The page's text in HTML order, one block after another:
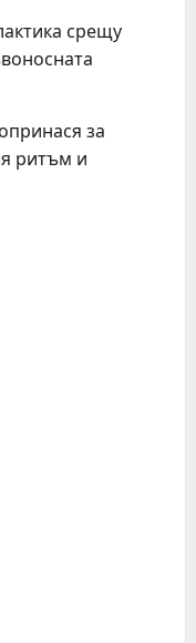
срещу
за
ритъм и